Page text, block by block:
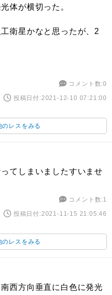
体が横切った。
衛星かなと思ったが、2
コメント数:0
投稿日付:2021-12-10 07:21:00
のレスをみる
てしまいましたすいませ
コメント数:1
投稿日付:2021-11-15 21:05:46
のレスをみる
西方向垂直に白色に発光